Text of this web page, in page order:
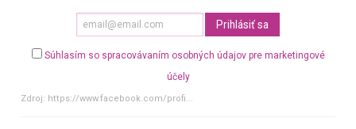
Súhlasím so spracovávaním osobných údajov pre marketingové
účely
Zdroj: https://www.facebook.com/profi...